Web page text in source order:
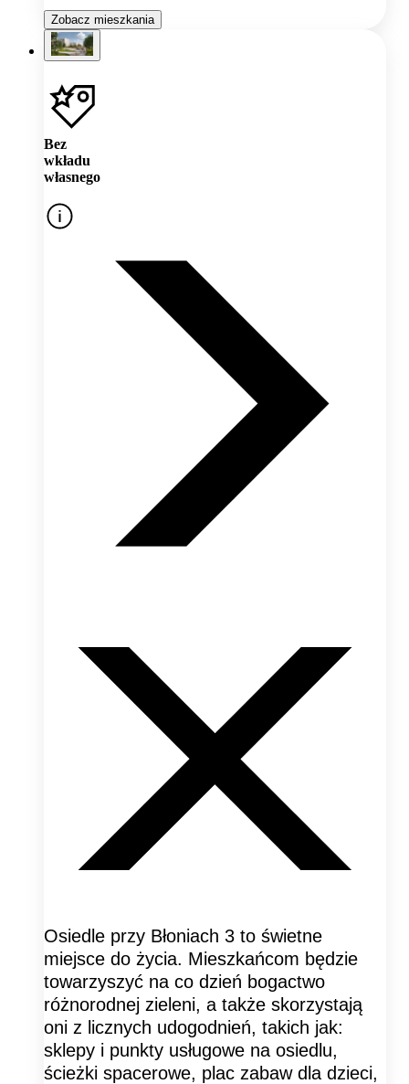
Zobacz mieszkania
Bez
wkładu
własnego
Osiedle przy Błoniach 3 to świetne
miejsce do życia. Mieszkańcom będzie
towarzyszyć na co dzień bogactwo
różnorodnej zieleni, a także skorzystają
oni z licznych udogodnień, takich jak:
sklepy i punkty usługowe na osiedlu,
ścieżki spacerowe, plac zabaw dla dzieci,